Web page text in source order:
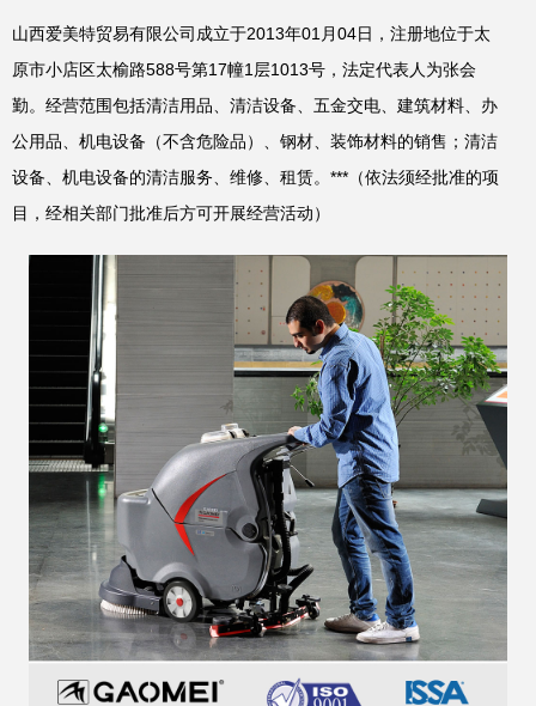
山西爱美特贸易有限公司成立于2013年01月04日，注册地位于太
原市小店区太榆路588号第17幢1层1013号，法定代表人为张会
勤。经营范围包括清洁用品、清洁设备、五金交电、建筑材料、办
公用品、机电设备（不含危险品）、钢材、装饰材料的销售；清洁
设备、机电设备的清洁服务、维修、租赁。***（依法须经批准的项
目，经相关部门批准后方可开展经营活动）